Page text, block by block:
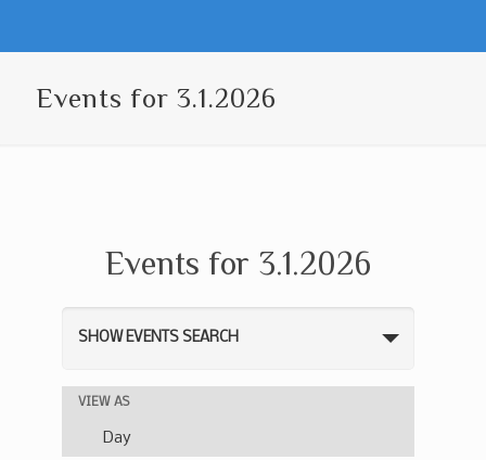
Events for 3.1.2026
Events for 3.1.2026
Events
and
Views
SHOW EVENTS SEARCH
Event
Views
VIEW AS
Day